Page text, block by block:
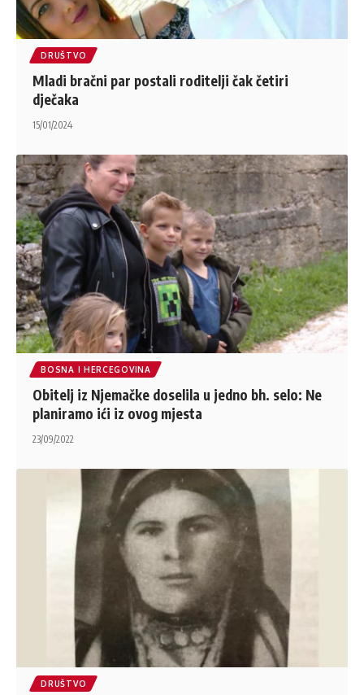
DRUŠTVO
Mladi bračni par postali roditelji čak četiri
dječaka
15/01/2024
BOSNA I HERCEGOVINA
Obitelj iz Njemačke doselila u jedno bh. selo: Ne
planiramo ići iz ovog mjesta
23/09/2022
DRUŠTVO